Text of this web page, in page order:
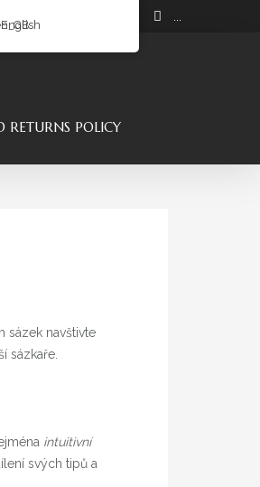
RETURNS POLICY
sázek navštivte
sázkaře.
intuitivní
svých tipů a
English